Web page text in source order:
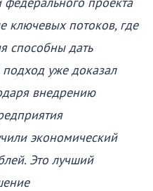
проекта
ключевых потоков, где
способны дать
подход уже доказал
внедрению
экономический
Это лучший